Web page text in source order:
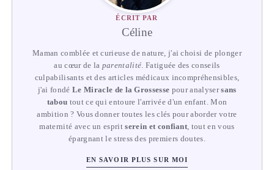
ÉCRIT PAR
Céline
Maman comblée et curieuse de nature, j'ai choisi de plonger
au cœur de la parentalité . Fatiguée des conseils
culpabilisants et des articles médicaux incompréhensibles,
j'ai fondéLe Miracle de la Grossesse pour analysersans
tabou tout ce qui entoure l'arrivée d'un enfant. Mon
ambition ? Vous donner toutes les clés pour aborder votre
maternité avec un espritserein et confiant , tout en vous
épargnant le stress des premiers doutes.
EN SAVOIR PLUS SUR MOI